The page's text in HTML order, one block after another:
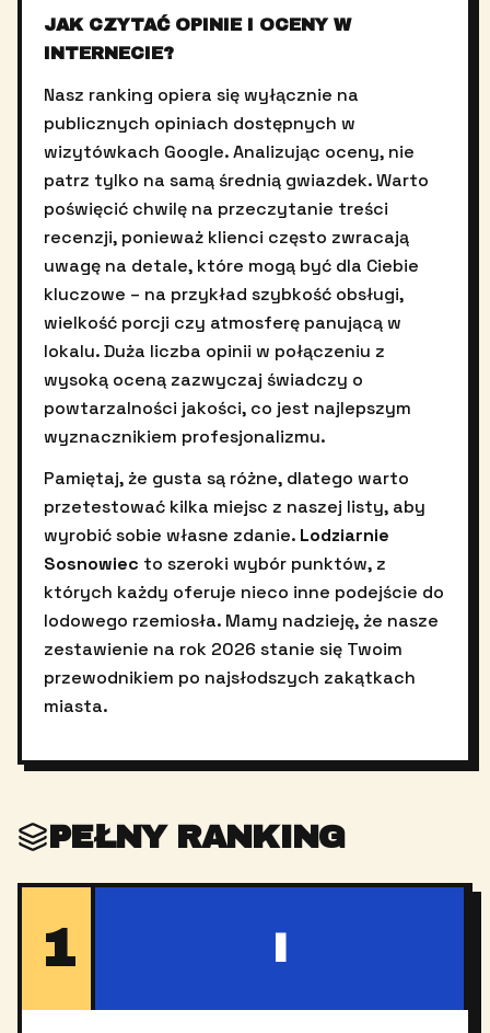
JAK CZYTAĆ OPINIE I OCENY W
INTERNECIE?
Nasz ranking opiera się wyłącznie na
publicznych opiniach dostępnych w
wizytówkach Google. Analizując oceny, nie
patrz tylko na samą średnią gwiazdek. Warto
poświęcić chwilę na przeczytanie treści
recenzji, ponieważ klienci często zwracają
uwagę na detale, które mogą być dla Ciebie
kluczowe – na przykład szybkość obsługi,
wielkość porcji czy atmosferę panującą w
lokalu. Duża liczba opinii w połączeniu z
wysoką oceną zazwyczaj świadczy o
powtarzalności jakości, co jest najlepszym
wyznacznikiem profesjonalizmu.
Pamiętaj, że gusta są różne, dlatego warto
przetestować kilka miejsc z naszej listy, aby
wyrobić sobie własne zdanie. Lodziarnie
Sosnowiec to szeroki wybór punktów, z
których każdy oferuje nieco inne podejście do
lodowego rzemiosła. Mamy nadzieję, że nasze
zestawienie na rok 2026 stanie się Twoim
przewodnikiem po najsłodszych zakątkach
miasta.
PEŁNY RANKING
1